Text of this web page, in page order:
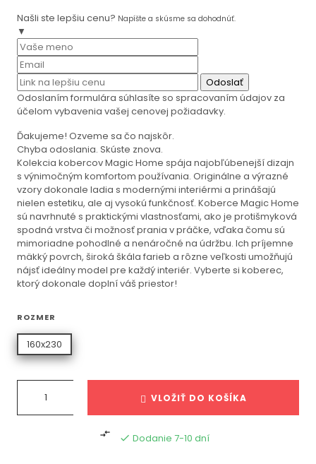
Našli ste lepšiu cenu? Napíšte a skúsme sa dohodnúť.
▼
Odoslať
Odoslaním formulára súhlasíte so spracovaním údajov za
účelom vybavenia vašej cenovej požiadavky.
Ďakujeme! Ozveme sa čo najskôr.
Chyba odoslania. Skúste znova.
Kolekcia kobercov Magic Home spája najobľúbenejší dizajn
s výnimočným komfortom používania. Originálne a výrazné
vzory dokonale ladia s modernými interiérmi a prinášajú
nielen estetiku, ale aj vysokú funkčnosť. Koberce Magic Home
sú navrhnuté s praktickými vlastnosťami, ako je protišmyková
spodná vrstva či možnosť prania v práčke, vďaka čomu sú
mimoriadne pohodlné a nenáročné na údržbu. Ich príjemne
mäkký povrch, široká škála farieb a rôzne veľkosti umožňujú
nájsť ideálny model pre každý interiér. Vyberte si koberec,
ktorý dokonale doplní váš priestor!
ROZMER
160x230
VLOŽIŤ DO KOŠÍKA
  Dodanie 7-10 dní